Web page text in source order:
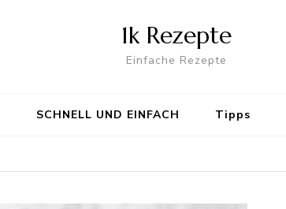
1k Rezepte
Einfache Rezepte
SCHNELL UND EINFACH Tipps